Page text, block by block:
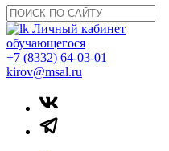
Личный кабинет
обучающегося
+7 (8332) 64-03-01
kirov@msal.ru